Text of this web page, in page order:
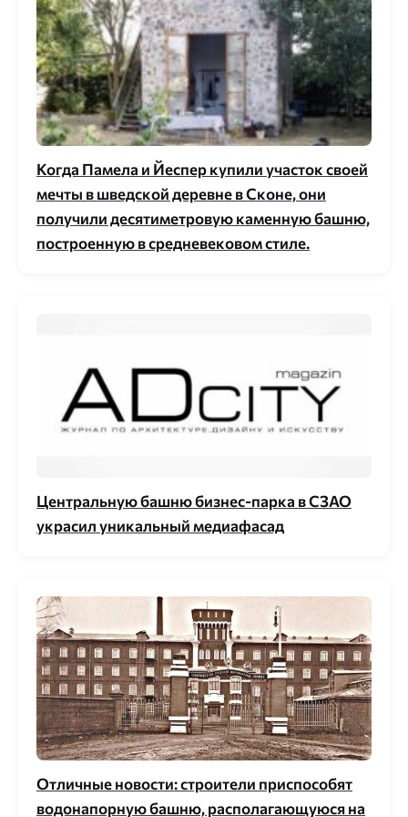
Когда Памела и Йеспер купили участок своей
мечты в шведской деревне в Сконе, они
получили десятиметровую каменную башню,
построенную в средневековом стиле.
Центральную башню бизнес-парка в СЗАО
украсил уникальный медиафасад
Отличные новости: строители приспособят
водонапорную башню, располагающуюся на